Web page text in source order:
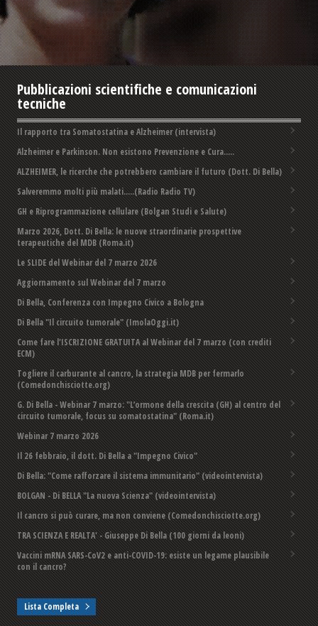
Pubblicazioni scientifiche e comunicazioni
tecniche
Il rapporto tra Somatostatina e Alzheimer (intervista)
Alzheimer e Parkinson. Non esistono Prevenzione e Cura.....
ALZHEIMER, le ricerche che potrebbero cambiare il futuro (Dott. Di Bella)
Salveremmo molti più malati.....(Radio Radio TV)
GH e Riprogrammazione cellulare (Bolgan Studi e Salute)
Marzo 2026, Dott. Di Bella: le nuove straordinarie prospettive
terapeutiche del MDB (Roma.it)
Le SLIDE del Webinar del 7 marzo 2026
Aggiornamento sul Webinar del 7 marzo
Di Bella, Conferenza con Impegno Civico a Bologna
Di Bella "Il circuito tumorale" (ImolaOggi.it)
Come fare l'ISCRIZIONE GRATUITA al Webinar del 7 marzo (con crediti
ECM)
Togliere il carburante al cancro, la strategia MDB per fermarlo
(Comedonchisciotte.org)
G. Di Bella - Webinar 7 marzo: "L’ormone della crescita (GH) al centro del
circuito tumorale, focus su somatostatina" (Roma.it)
Webinar 7 marzo 2026
Il 26 febbraio, il dott. Di Bella a "Impegno Civico"
Di Bella: "Come rafforzare il sistema immunitario" (videointervista)
BOLGAN - Di BELLA "La nuova Scienza" (videointervista)
Il cancro si può curare, ma non conviene (Comedonchisciotte.org)
TRA SCIENZA E REALTA' - Giuseppe Di Bella (100 giorni da leoni)
Vaccini mRNA SARS-CoV2 e anti-COVID-19: esiste un legame plausibile
con il cancro?
Lista Completa